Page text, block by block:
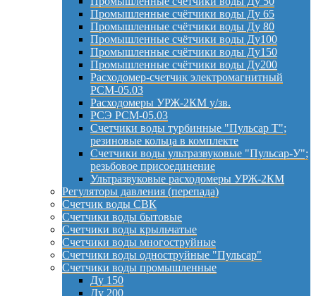
Промышленные счётчики воды Ду 65
Промышленные счётчики воды Ду 80
Промышленные счётчики воды Ду100
Промышленные счётчики воды Ду150
Промышленные счётчики воды Ду200
Расходомер-счетчик электромагнитный
РСМ-05.03
Расходомеры УРЖ-2КМ у/зв.
РСЭ РСМ-05.03
Счетчики воды турбинные "Пульсар Т";
резиновые кольца в комплекте
Счетчики воды ультразвуковые "Пульсар-У";
резьбовое присоединение
Ультразвуковые расходомеры УРЖ-2КМ
Регуляторы давления (перепада)
Счетчик воды СВК
Счетчики воды бытовые
Счетчики воды крыльчатые
Счетчики воды многоструйные
Счетчики воды одноструйные "Пульсар"
Счетчики воды промышленные
Ду 150
Ду 200